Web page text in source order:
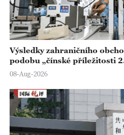
Výsledky zahraničního
podobu „čínské příležitosti
08-Aug-2026